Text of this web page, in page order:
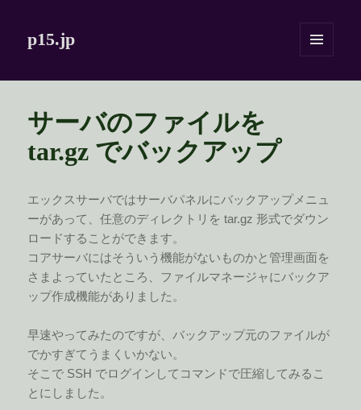
p15.jp
サーバのファイルを
tar.gz でバックアップ
エックスサーバではサーバパネルにバックアップメニュ
ーがあって、任意のディレクトリを tar.gz 形式でダウン
ロードすることができます。
コアサーバにはそういう機能がないものかと管理画面を
さまよっていたところ、ファイルマネージャにバックア
ップ作成機能がありました。
早速やってみたのですが、バックアップ元のファイルが
でかすぎてうまくいかない。
そこで SSH でログインしてコマンドで圧縮してみるこ
とにしました。